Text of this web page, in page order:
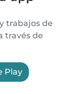
trabajos de
través de
Play